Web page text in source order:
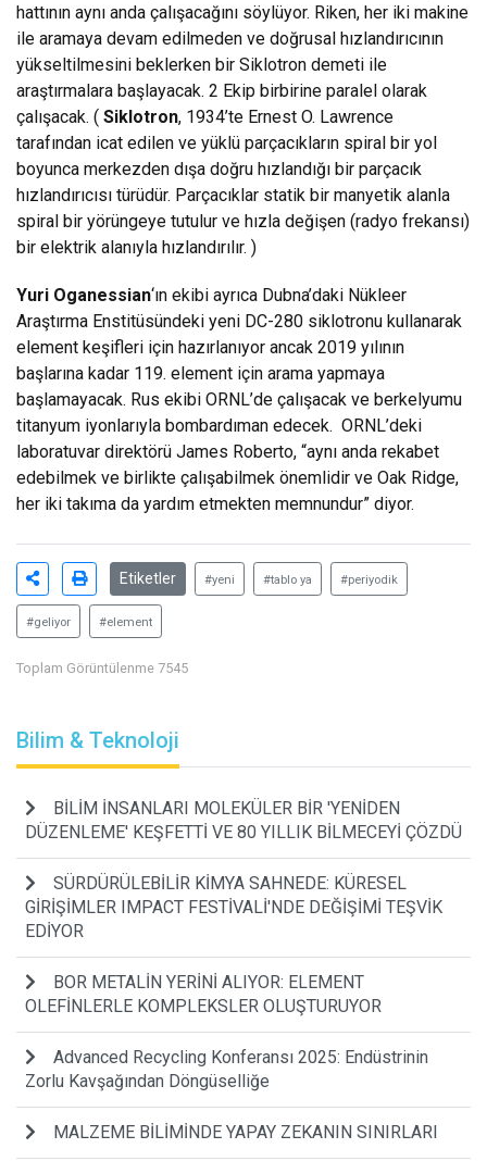
hattının aynı anda çalışacağını söylüyor. Riken, her iki makine
ile aramaya devam edilmeden ve doğrusal hızlandırıcının
yükseltilmesini beklerken bir Siklotron demeti ile
araştırmalara başlayacak. 2 Ekip birbirine paralel olarak
çalışacak. ( Siklotron, 1934’te Ernest O. Lawrence
tarafından icat edilen ve yüklü parçacıkların spiral bir yol
boyunca merkezden dışa doğru hızlandığı bir parçacık
hızlandırıcısı türüdür. Parçacıklar statik bir manyetik alanla
spiral bir yörüngeye tutulur ve hızla değişen (radyo frekansı)
bir elektrik alanıyla hızlandırılır. )
Yuri Oganessian‘ın ekibi ayrıca Dubna’daki Nükleer
Araştırma Enstitüsündeki yeni DC-280 siklotronu kullanarak
element keşifleri için hazırlanıyor ancak 2019 yılının
başlarına kadar 119. element için arama yapmaya
başlamayacak. Rus ekibi ORNL’de çalışacak ve berkelyumu
titanyum iyonlarıyla bombardıman edecek. ORNL’deki
laboratuvar direktörü James Roberto, “aynı anda rekabet
edebilmek ve birlikte çalışabilmek önemlidir ve Oak Ridge,
her iki takıma da yardım etmekten memnundur” diyor.
Etiketler #yeni #tablo ya #periyodik
#geliyor #element
Toplam Görüntülenme 7545
Bilim & Teknoloji
BİLİM İNSANLARI MOLEKÜLER BİR 'YENİDEN
DÜZENLEME' KEŞFETTİ VE 80 YILLIK BİLMECEYİ ÇÖZDÜ
SÜRDÜRÜLEBİLİR KİMYA SAHNEDE: KÜRESEL
GİRİŞİMLER IMPACT FESTİVALİ'NDE DEĞİŞİMİ TEŞVİK
EDİYOR
BOR METALİN YERİNİ ALIYOR: ELEMENT
OLEFİNLERLE KOMPLEKSLER OLUŞTURUYOR
Advanced Recycling Konferansı 2025: Endüstrinin
Zorlu Kavşağından Döngüselliğe
MALZEME BİLİMİNDE YAPAY ZEKANIN SINIRLARI